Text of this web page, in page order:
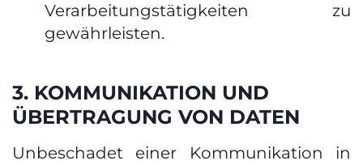
Verarbeitungstätigkeiten zu
gewährleisten.
3. KOMMUNIKATION UND
ÜBERTRAGUNG VON DATEN
Unbeschadet einer Kommunikation in